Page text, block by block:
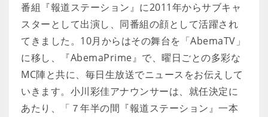
番組『報道ステーション』に2011年からサブキャ
スターとして出演し、同番組の顔として活躍され
てきました。10月からはその舞台を「AbemaTV」
に移し、『AbemaPrime』で、曜日ごとの多彩な
MC陣と共に、毎日生放送でニュースをお伝えして
いきます。小川彩佳アナウンサーは、就任決定に
あたり、「７年半の間『報道ステーション』一本